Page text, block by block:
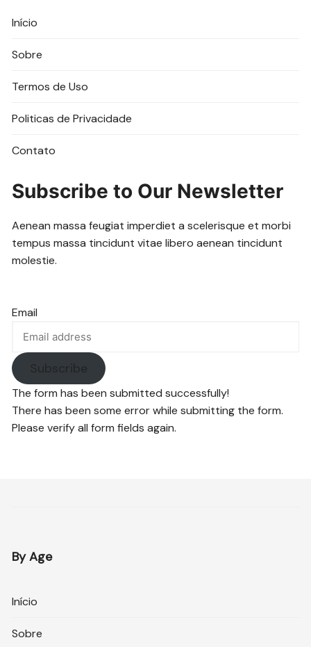
Início
Sobre
Termos de Uso
Politicas de Privacidade
Contato
Subscribe to Our Newsletter
Aenean massa feugiat imperdiet a scelerisque et morbi
tempus massa tincidunt vitae libero aenean tincidunt
molestie.
Email
Subscribe
The form has been submitted successfully!
There has been some error while submitting the form.
Please verify all form fields again.
By Age
Início
Sobre